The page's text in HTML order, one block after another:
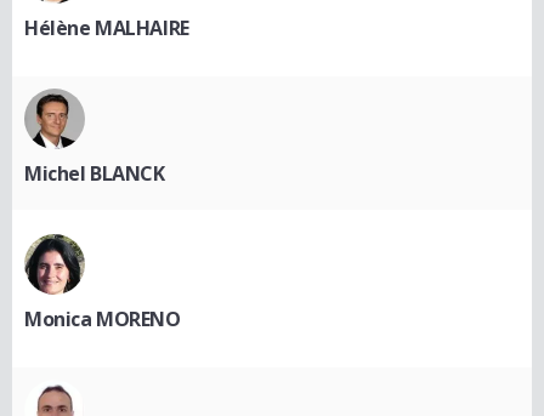
Hélène MALHAIRE
Michel BLANCK
Monica MORENO